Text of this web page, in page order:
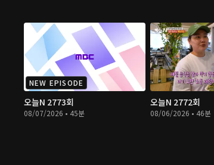
NEW EPISODE
오늘N 2773회
08/07/2026 • 45분
오늘N 2772회
08/06/2026 • 46분